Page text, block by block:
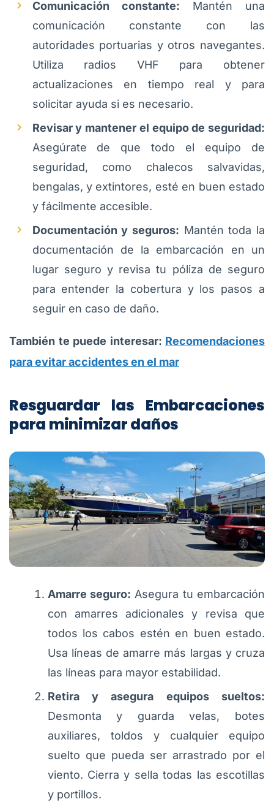
Comunicación constante: Mantén una
comunicación constante con las
autoridades portuarias y otros navegantes.
Utiliza radios VHF para obtener
actualizaciones en tiempo real y para
solicitar ayuda si es necesario.
Revisar y mantener el equipo de seguridad:
Asegúrate de que todo el equipo de
seguridad, como chalecos salvavidas,
bengalas, y extintores, esté en buen estado
y fácilmente accesible.
Documentación y seguros: Mantén toda la
documentación de la embarcación en un
lugar seguro y revisa tu póliza de seguro
para entender la cobertura y los pasos a
seguir en caso de daño.
También te puede interesar: Recomendaciones
para evitar accidentes en el mar
Resguardar las Embarcaciones
para minimizar daños
Amarre seguro: Asegura tu embarcación
con amarres adicionales y revisa que
todos los cabos estén en buen estado.
Usa líneas de amarre más largas y cruza
las líneas para mayor estabilidad.
Retira y asegura equipos sueltos:
Desmonta y guarda velas, botes
auxiliares, toldos y cualquier equipo
suelto que pueda ser arrastrado por el
viento. Cierra y sella todas las escotillas
y portillos.